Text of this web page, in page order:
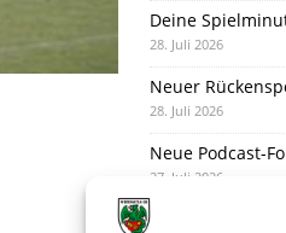
Deine
28. Juli 2026
Neuer
28. Juli 2026
Neue Podcast-
27. Juli 2026
Eindrücke vom